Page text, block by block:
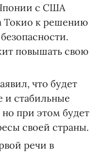
с США
Токио к решению
повышать свою
что будет
и стабильные
при этом будет
своей страны.
речи в